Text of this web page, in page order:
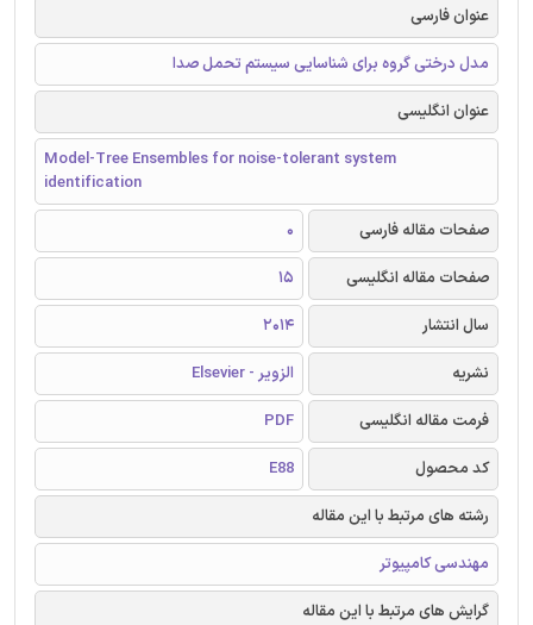
عنوان فارسی
مدل درختی گروه برای شناسایی سیستم تحمل صدا
عنوان انگلیسی
Model-Tree Ensembles for noise-tolerant system
identification
صفحات مقاله فارسی
0
صفحات مقاله انگلیسی
15
سال انتشار
2014
نشریه
الزویر - Elsevier
فرمت مقاله انگلیسی
PDF
کد محصول
E88
رشته های مرتبط با این مقاله
مهندسی کامپیوتر
گرایش های مرتبط با این مقاله